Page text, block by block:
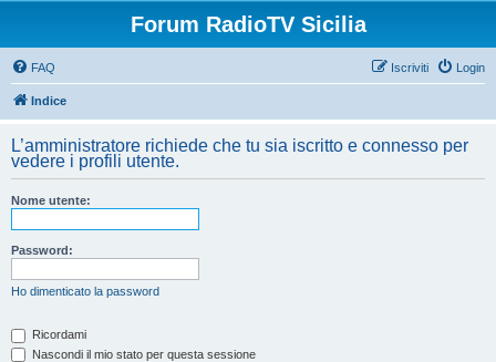
Forum RadioTV Sicilia
FAQ Login
Iscriviti
Indice
L’amministratore richiede che tu sia iscritto e connesso per
vedere i profili utente.
Nome utente:
Password:
Ho dimenticato la password
Ricordami
Nascondi il mio stato per questa sessione